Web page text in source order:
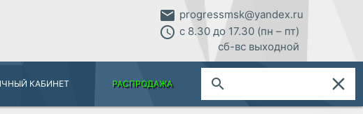
email progressmsk@yandex.ru
access_time с 8.30 до 17.30 (пн – пт)
сб-вс выходной
КАБИНЕТ РАСПРОДАЖА search close